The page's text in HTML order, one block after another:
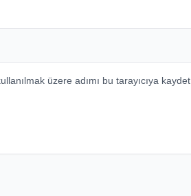
üzere adımı bu tarayıcıya kaydet.